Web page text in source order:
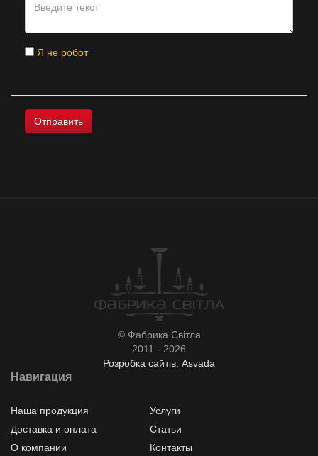
Я не робот
© Фабрика Світла
2011 - 2026
Розробка сайтів: Asvada
Навигация
Наша продукция
Услуги
Доставка и оплата
Статьи
О компании
Контакты